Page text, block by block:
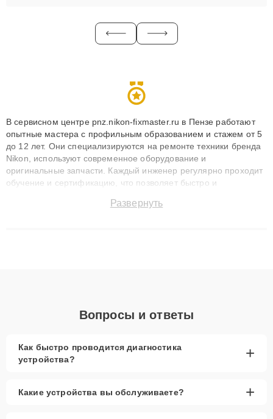
В сервисном центре pnz.nikon-fixmaster.ru в Пензе работают
опытные мастера с профильным образованием и стажем от 5
до 12 лет. Они специализируются на ремонте техники бренда
Nikon, используют современное оборудование и
оригинальные запчасти. Каждый инженер регулярно проходит
обучение и сертификацию, что позволяет быстро и
сохранением гарантии до 3 лет. Наши мастера решают
Развернуть
Вопросы и ответы
Как быстро проводится диагностика
устройства?
+
Какие устройства вы обслуживаете? +